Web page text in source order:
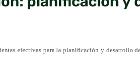
efectivas para la planificación y desarrollo